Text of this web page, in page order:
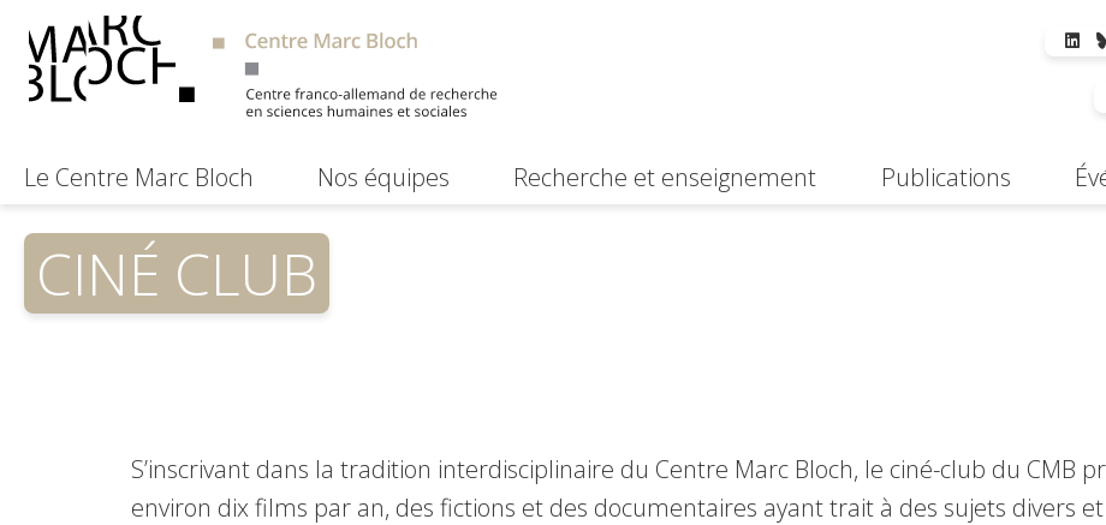
Le Centre Marc Bloch Nos équipes Recherche et enseignement Publications
CINÉ CLUB
S’inscrivant dans la tradition interdisciplinaire du Centre Marc Bloch, le ciné-club du CMB
environ dix films par an, des fictions et des documentaires ayant trait à des sujets divers